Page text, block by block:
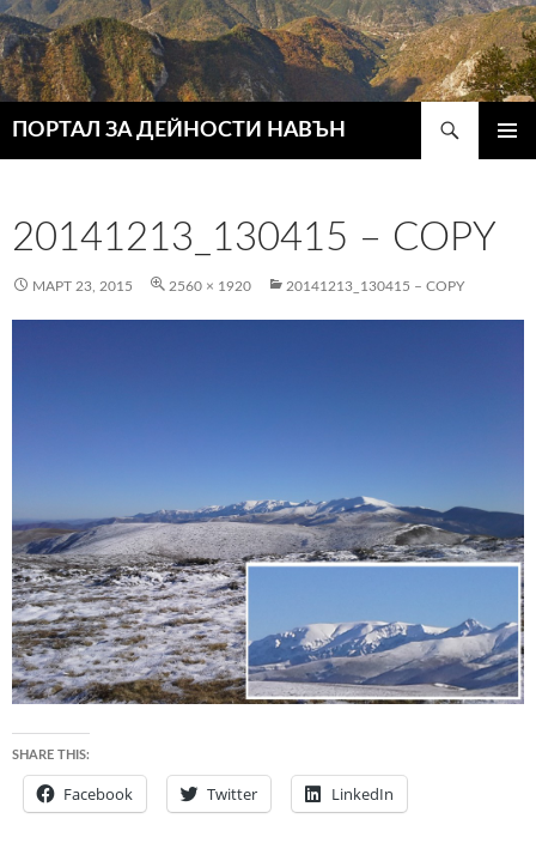
ПОРТАЛ ЗА ДЕЙНОСТИ НАВЪН
20141213_130415 – COPY
МАРТ 23, 2015 2560 × 1920 20141213_130415 – COPY
SHARE THIS:
Facebook Twitter LinkedIn